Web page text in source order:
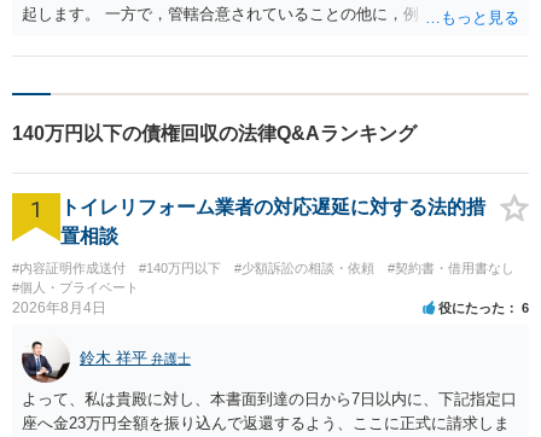
起します。 一方で，管轄合意されていることの他に，例えば金銭の請
きることがあります（民事訴訟法5条1号，民法484条1項）。
140万円以下の債権回収の法律Q&Aランキング
1
トイレリフォーム業者の対応遅延に対する法的措
置相談
#内容証明作成送付 #140万円以下 #少額訴訟の相談・依頼
#契約書・借用書なし
#個人・プライベート
2026年8月4日 役にたった 6
鈴木 祥平 弁護士
よって、私は貴殿に対し、本書面到達の日から7日以内に、下記指定口
座へ金23万円全額を振り込んで返還するよう、ここに正式に請求しま